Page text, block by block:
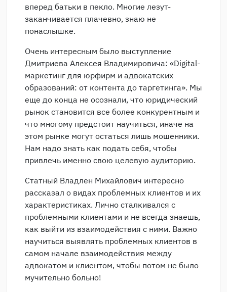
вперед батьки в пекло. Многие лезут-
заканчивается плачевно, знаю не
понаслышке.
Очень интересным было выступление
Дмитриева Алексея Владимировича: «Digital-
маркетинг для юрфирм и адвокатских
образований: от контента до таргетинга». Мы
еще до конца не осознали, что юридический
рынок становится все более конкурентным и
что многому предстоит научиться, иначе на
этом рынке могут остаться лишь мошенники.
Нам надо знать как подать себя, чтобы
привлечь именно свою целевую аудиторию.
Статный Владлен Михайлович интересно
рассказал о видах проблемных клиентов и их
характеристиках. Лично сталкивался с
проблемными клиентами и не всегда знаешь,
как выйти из взаимодействия с ними. Важно
научиться выявлять проблемных клиентов в
самом начале взаимодействия между
адвокатом и клиентом, чтобы потом не было
мучительно больно!